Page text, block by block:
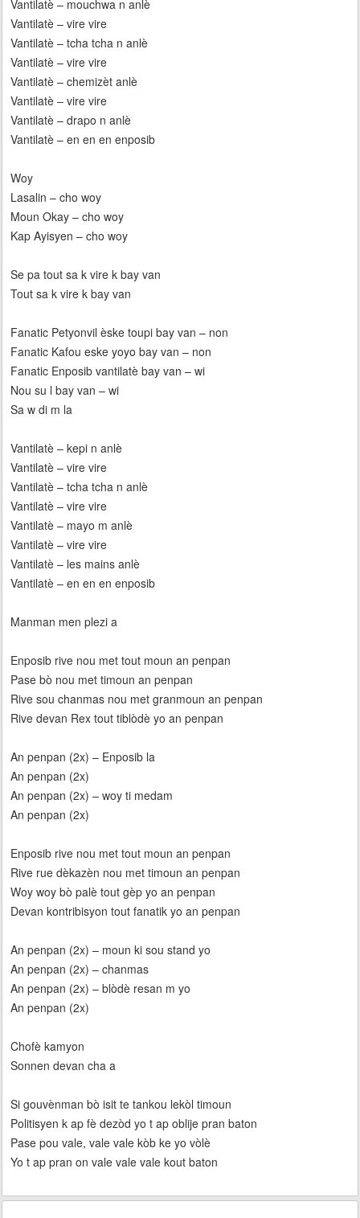
Vantilatè – mouchwa n anlè
Vantilatè – vire vire
Vantilatè – tcha tcha n anlè
Vantilatè – vire vire
Vantilatè – chemizèt anlè
Vantilatè – vire vire
Vantilatè – drapo n anlè
Vantilatè – en en en enposib
Woy
Lasalin – cho woy
Moun Okay – cho woy
Kap Ayisyen – cho woy
Se pa tout sa k vire k bay van
Tout sa k vire k bay van
Fanatic Petyonvil èske toupi bay van – non
Fanatic Kafou eske yoyo bay van – non
Fanatic Enposib vantilatè bay van – wi
Nou su l bay van – wi
Sa w di m la
Vantilatè – kepi n anlè
Vantilatè – vire vire
Vantilatè – tcha tcha n anlè
Vantilatè – vire vire
Vantilatè – mayo m anlè
Vantilatè – vire vire
Vantilatè – les mains anlè
Vantilatè – en en en enposib
Manman men plezi a
Enposib rive nou met tout moun an penpan
Pase bò nou met timoun an penpan
Rive sou chanmas nou met granmoun an penpan
Rive devan Rex tout tiblòdè yo an penpan
An penpan (2x) – Enposib la
An penpan (2x)
An penpan (2x) – woy ti medam
An penpan (2x)
Enposib rive nou met tout moun an penpan
Rive rue dèkazèn nou met timoun an penpan
Woy woy bò palè tout gèp yo an penpan
Devan kontribisyon tout fanatik yo an penpan
An penpan (2x) – moun ki sou stand yo
An penpan (2x) – chanmas
An penpan (2x) – blòdè resan m yo
An penpan (2x)
Chofè kamyon
Sonnen devan cha a
Si gouvènman bò isit te tankou lekòl timoun
Politisyen k ap fè dezòd yo t ap oblije pran baton
Pase pou vale, vale vale kòb ke yo vòlè
Yo t ap pran on vale vale vale kout baton